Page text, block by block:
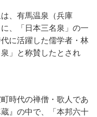
、有馬温泉（兵庫
、「日本三名泉」の一
に活躍した儒学者・林
」と称賛したとされ
時代の禅僧・歌人であ
』の中で、「本邦六十